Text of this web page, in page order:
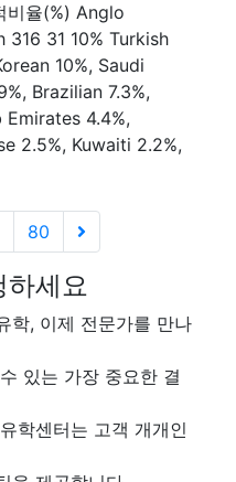
비율(%) Anglo
31 10% Turkish
10%, Saudi
Brazilian 7.3%,
4.4%,
2.5%, Kuwaiti 2.2%,
80
하세요
학, 이제 전문가를 만나
있는 가장 중요한 결
학센터는 고객 개개인